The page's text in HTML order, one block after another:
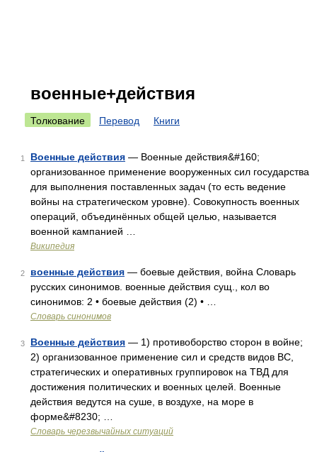
военные+действия
Толкование Перевод Книги
1 Военные действия — Военные действия&#160;
организованное применение вооруженных сил государства
для выполнения поставленных задач (то есть ведение
войны на стратегическом уровне). Совокупность военных
операций, объединённых общей целью, называется
военной кампанией …
Википедия
2 военные действия — боевые действия, война Словарь
русских синонимов. военные действия сущ., кол во
синонимов: 2 • боевые действия (2) • …
Словарь синонимов
3 Военные действия — 1) противоборство сторон в войне;
2) организованное применение сил и средств видов ВС,
стратегических и оперативных группировок на ТВД для
достижения политических и военных целей. Военные
действия ведутся на суше, в воздухе, на море в
форме&#8230; …
Словарь черезвычайных ситуаций